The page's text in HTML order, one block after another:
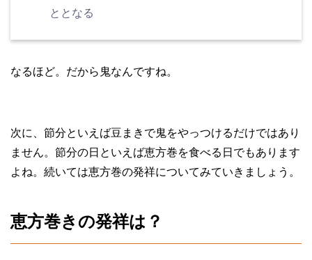
ととなる
なるほど。だから鬼なんですね。
次に、節分といえば豆まきで鬼をやっつけるだけではあり
ません。節分の日といえば恵方巻を食べる日でもあります
よね。続いては恵方巻の発祥についてみていきましょう。
恵方巻きの発祥は？